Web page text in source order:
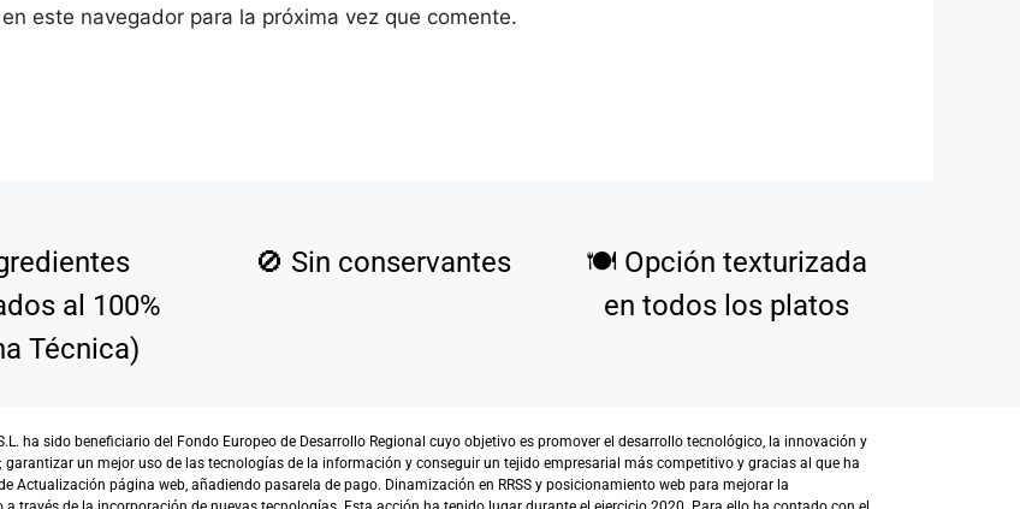
este navegador para la próxima vez que comente.
al 100%
Técnica)
🚫 Sin conservantes 🍽️ Opción texturizada
en todos los platos
S.L. ha sido beneficiario del Fondo Europeo de Desarrollo Regional cuyo objetivo es promover el desarrollo tecnológico, la innovación y
un mejor uso de las tecnologías de la información y conseguir un tejido empresarial más competitivo y gracias al que ha
Actualización página web, añadiendo pasarela de pago. Dinamización en RRSS y posicionamiento web para mejorar la